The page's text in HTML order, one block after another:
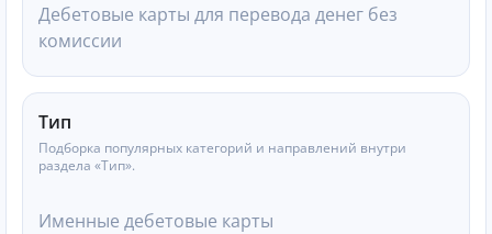
Дебетовые карты для перевода денег без
комиссии
Тип
Подборка популярных категорий и направлений внутри
раздела «Тип».
Именные дебетовые карты